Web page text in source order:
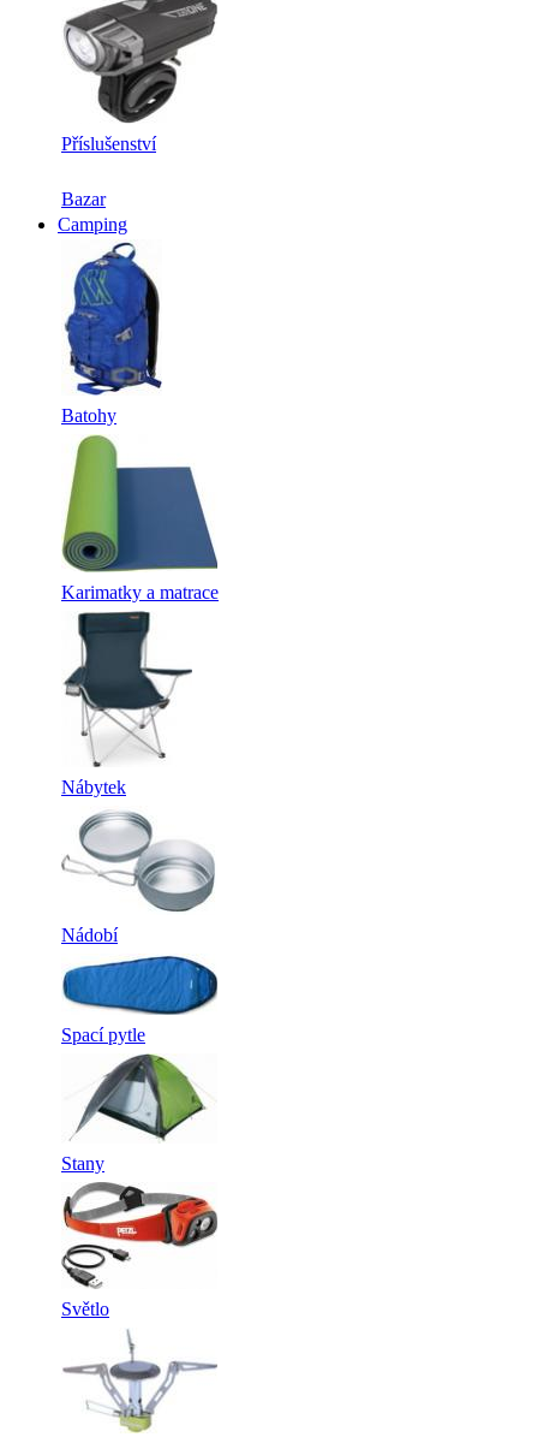
Příslušenství
Bazar
Camping
Batohy
Karimatky a matrace
Nábytek
Nádobí
Spací pytle
Stany
Světlo